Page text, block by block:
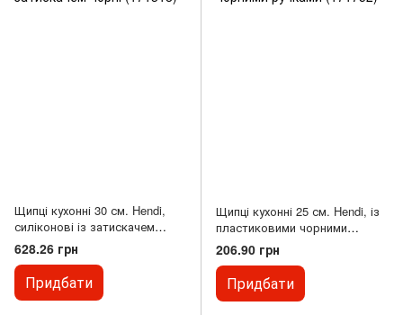
Щипці кухонні 30 см. Hendi,
силіконові із затискачем
чорні (171318)
628.26 грн
Придбати
Щипці кухонні 25 см. Hendi, із
пластиковими чорними
ручками (171752)
206.90 грн
Придбати